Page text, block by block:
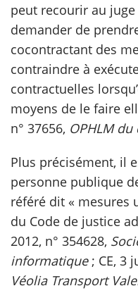
peut recourir au
demander de
cocontractant des
contraindre à
contractuelles
moyens de le faire
n° 37656, OPHLM
Plus précisément, il
personne publique
référé dit « mesures
du Code de justice
2012, n° 354628,
informatique; CE, 3
Véolia Transport